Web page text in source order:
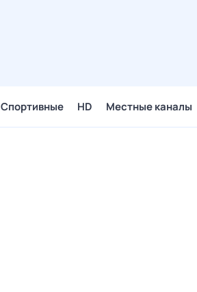
Спортивные HD Местные каналы